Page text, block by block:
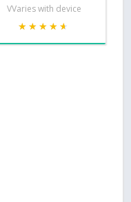
VVaries with device
★★★★★
★★★★★